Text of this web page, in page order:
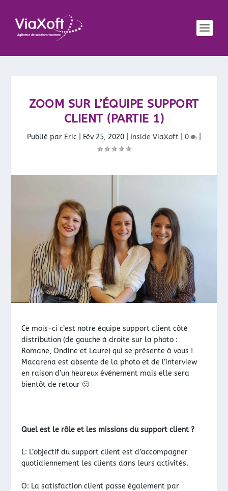
ZOOM SUR L’ÉQUIPE SUPPORT
CLIENT (PARTIE 1)
Publié par Eric Fév 25, 2020 Inside ViaXoft 0
Ce mois-ci c’est notre équipe support client côté
distribution (de gauche à droite sur la photo :
Romane, Ondine et Laure) qui se présente à vous !
Macarena est absente de la photo et de l’interview
en raison d’un heureux événement mais elle sera
bientôt de retour 🙂
Quel est le rôle et les missions du support client ?
L: L’objectif du support client est d’accompagner
quotidiennement les clients dans leurs activités.
O: La satisfaction client passe également par